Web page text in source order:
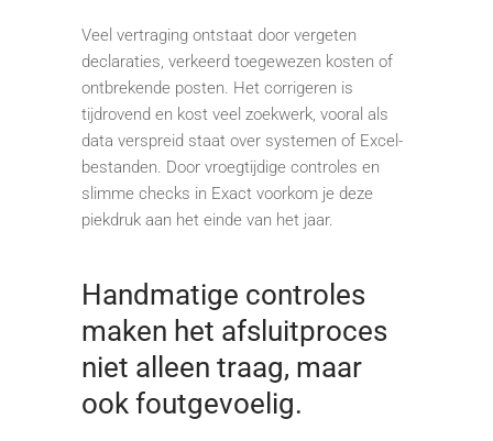
Veel vertraging ontstaat door vergeten
declaraties, verkeerd toegewezen kosten of
ontbrekende posten. Het corrigeren is
tijdrovend en kost veel zoekwerk, vooral als
data verspreid staat over systemen of Excel-
bestanden. Door vroegtijdige controles en
slimme checks in Exact voorkom je deze
piekdruk aan het einde van het jaar.
Handmatige controles
maken het afsluitproces
niet alleen traag, maar
ook foutgevoelig.